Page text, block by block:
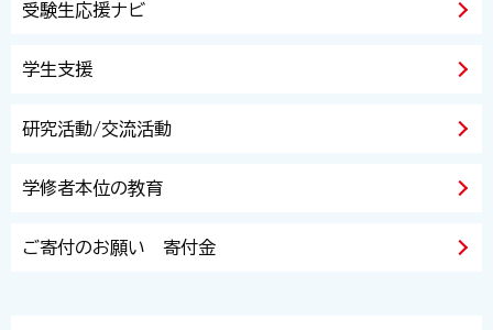
受験生応援ナビ
学生支援
研究活動/交流活動
学修者本位の教育
ご寄付のお願い 寄付金